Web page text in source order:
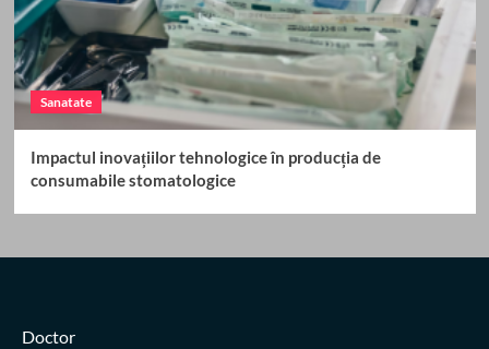
Sanatate
Impactul inovațiilor tehnologice în producția de
consumabile stomatologice
Doctor